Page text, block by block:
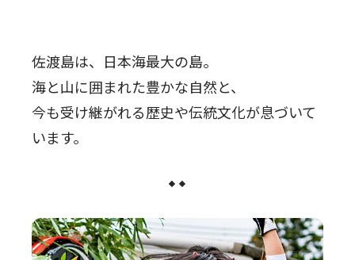
佐渡島は、日本海最大の島。
海と山に囲まれた豊かな自然と、
今も受け継がれる歴史や伝統文化が息づいて
います。